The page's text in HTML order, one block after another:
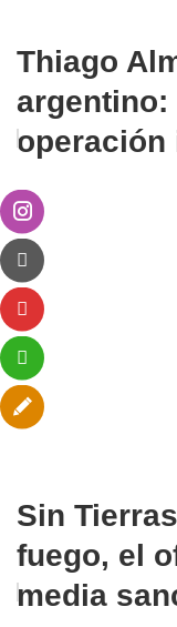
Thiago
argentino:
operación
Sin
fuego, el
media